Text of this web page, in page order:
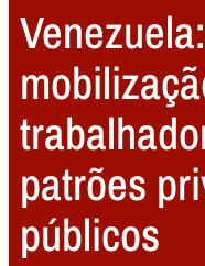
patrões
públicos